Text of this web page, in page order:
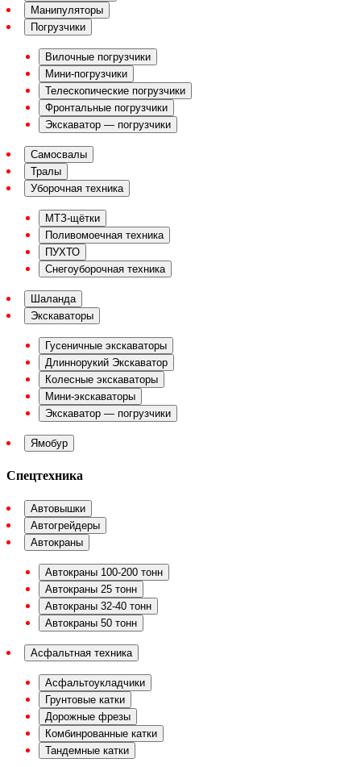
Манипуляторы
Погрузчики
Вилочные погрузчики
Мини-погрузчики
Телескопические погрузчики
Фронтальные погрузчики
Экскаватор — погрузчики
Самосвалы
Тралы
Уборочная техника
МТЗ-щётки
Поливомоечная техника
ПУХТО
Снегоуборочная техника
Шаланда
Экскаваторы
Гусеничные экскаваторы
Длиннорукий Экскаватор
Колесные экскаваторы
Мини-экскаваторы
Экскаватор — погрузчики
Ямобур
Спецтехника
Автовышки
Автогрейдеры
Автокраны
Автокраны 100-200 тонн
Автокраны 25 тонн
Автокраны 32-40 тонн
Автокраны 50 тонн
Асфальтная техника
Асфальтоукладчики
Грунтовые катки
Дорожные фрезы
Комбинрованные катки
Тандемные катки